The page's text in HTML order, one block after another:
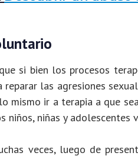
si bien los procesos
reparar las agresiones
mismo ir a terapia a que
niños, niñas y adolescentes
veces, luego de